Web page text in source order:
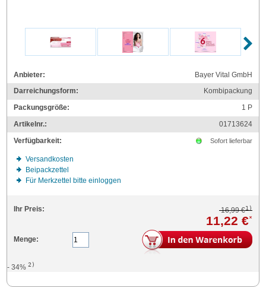
Anbieter:
Bayer Vital GmbH
Darreichungsform:
Kombipackung
Packungsgröße:
1 P
Artikelnr.:
01713624
Verfügbarkeit:
Sofort lieferbar
Versandkosten
Beipackzettel
Für Merkzettel bitte einloggen
Ihr Preis: 16,99 €1)
11,22 €*
Menge:
- 34%2)